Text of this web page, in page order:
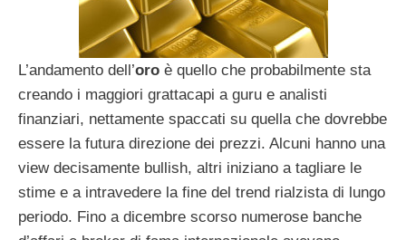
L’andamento dell’oro è quello che probabilmente sta
creando i maggiori grattacapi a guru e analisti
finanziari, nettamente spaccati su quella che dovrebbe
essere la futura direzione dei prezzi. Alcuni hanno una
view decisamente bullish, altri iniziano a tagliare le
stime e a intravedere la fine del trend rialzista di lungo
periodo. Fino a dicembre scorso numerose banche